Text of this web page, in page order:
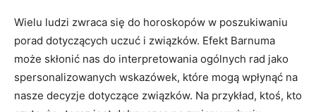
Wielu ludzi zwraca się do horoskopów w poszukiwaniu
porad dotyczących uczuć i związków. Efekt Barnuma
może skłonić nas do interpretowania ogólnych rad jako
spersonalizowanych wskazówek, które mogą wpłynąć na
nasze decyzje dotyczące związków. Na przykład, ktoś, kto